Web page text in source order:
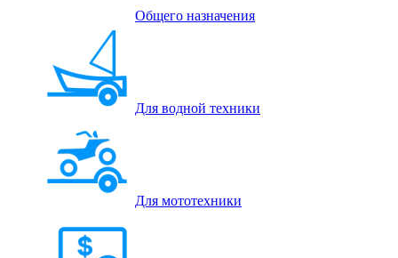
Общего назначения
Для водной техники
Для мототехники